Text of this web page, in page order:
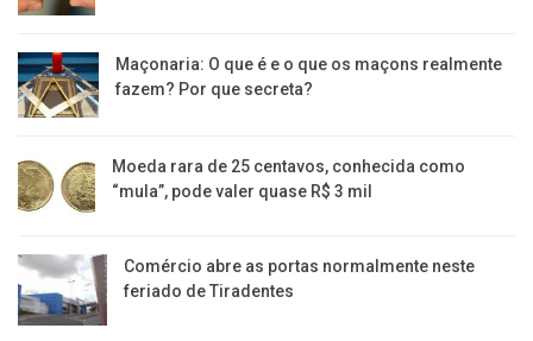
Maçonaria: O que é e o que os maçons realmente
fazem? Por que secreta?
Moeda rara de 25 centavos, conhecida como
“mula”, pode valer quase R$ 3 mil
Comércio abre as portas normalmente neste
feriado de Tiradentes